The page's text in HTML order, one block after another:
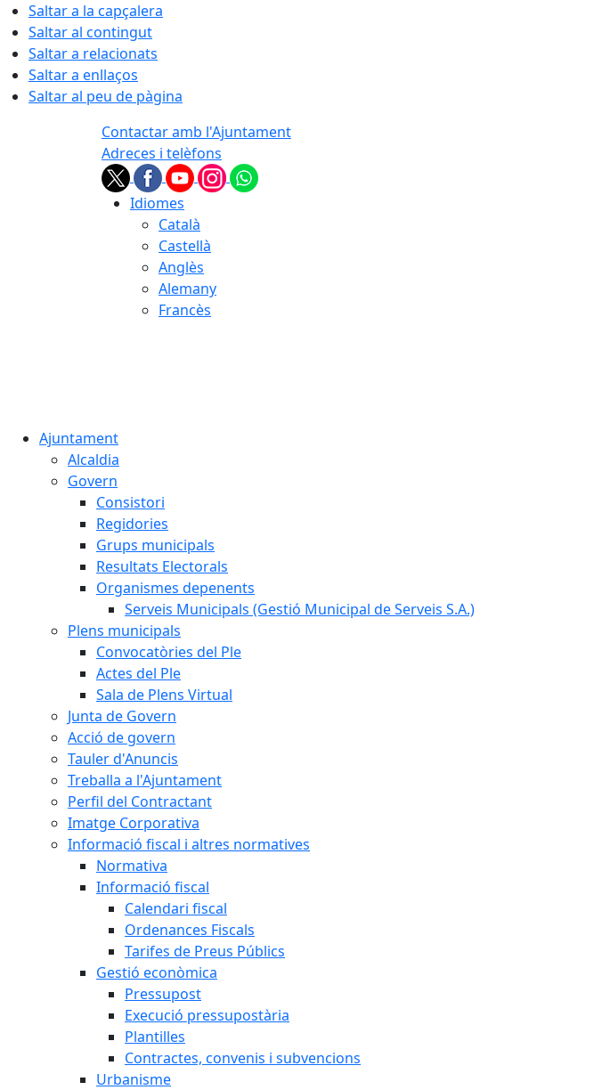
Saltar a la capçalera
Saltar al contingut
Saltar a relacionats
Saltar a enllaços
Saltar al peu de pàgina
Contactar amb l'Ajuntament
Adreces i telèfons
Idiomes
Català
Castellà
Anglès
Alemany
Francès
Ajuntament
Alcaldia
Govern
Consistori
Regidories
Grups municipals
Resultats Electorals
Organismes depenents
Serveis Municipals (Gestió Municipal de Serveis S.A.)
Plens municipals
Convocatòries del Ple
Actes del Ple
Sala de Plens Virtual
Junta de Govern
Acció de govern
Tauler d'Anuncis
Treballa a l'Ajuntament
Perfil del Contractant
Imatge Corporativa
Informació fiscal i altres normatives
Normativa
Informació fiscal
Calendari fiscal
Ordenances Fiscals
Tarifes de Preus Públics
Gestió econòmica
Pressupost
Execució pressupostària
Plantilles
Contractes, convenis i subvencions
Urbanisme